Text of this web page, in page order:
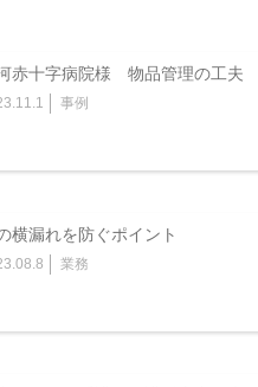
赤十字病院様 物品管理の工夫
事例
横漏れを防ぐポイント
業務